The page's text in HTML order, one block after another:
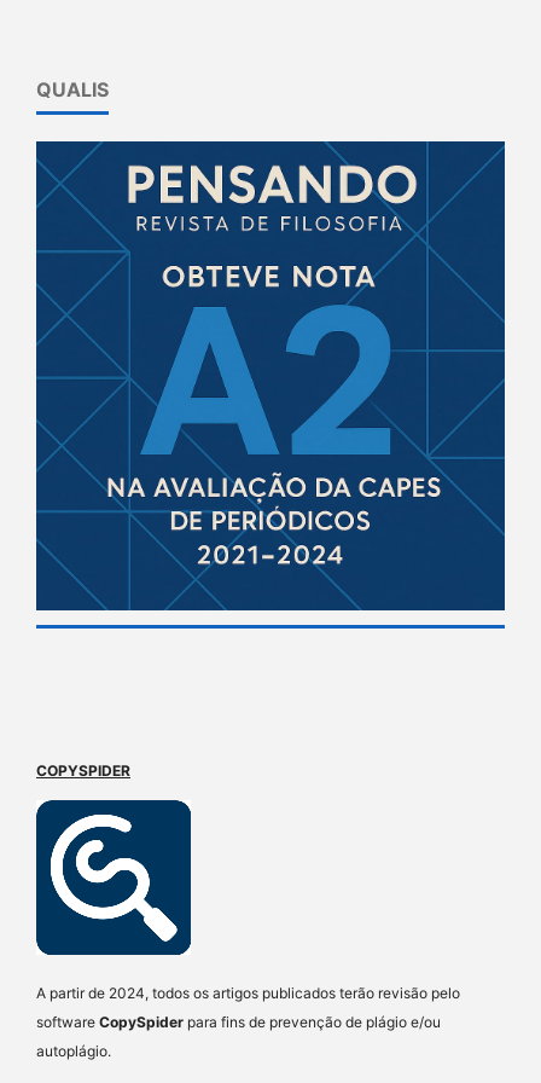
QUALIS
COPYSPIDER
A partir de 2024, todos os artigos publicados terão revisão pelo
software CopySpider para fins de prevenção de plágio e/ou
autoplágio.